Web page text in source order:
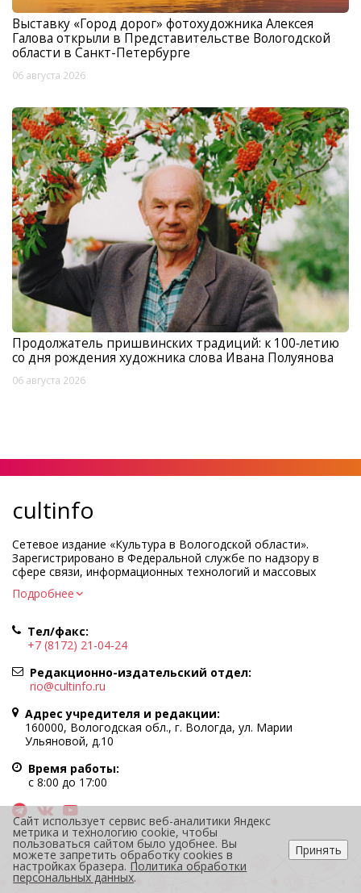
Выставку «Город дорог» фотохудожника Алексея
Галова открыли в Представительстве Вологодской
области в Санкт-Петербурге
06 августа 2026
Продолжатель пришвинских традиций: к 100‑летию
со дня рождения художника слова Ивана Полуянова
06 августа 2026
cultinfo
Сетевое издание «Культура в Вологодской области».
Зарегистрировано в Федеральной службе по надзору в
сфере связи, информационных технологий и массовых
коммуникаций.
Регистрационный номер и дата принятия решения о
Учредитель КУ ВО «Информационно-аналитический центр
культуры»
Адрес учредителя и редакции: 160000, Вологодская обл., г.
Вологда, ул. Марии Ульяновой, д.10
Главный редактор — Легчанова Елена Григорьевна
Политика в отношении обработки персональных данных
При полном или частичном использовании информации
портала гиперссылка на cultinfo.ru обязательна.
Редакция не несет ответственности за достоверность
информации, содержащейся в рекламных объявлениях.
12+
Подробнее
Тел/факс:
+7 (8172) 21-04-24
Редакционно-издательский отдел:
rio@cultinfo.ru
Адрес учредителя и редакции:
160000, Вологодская обл., г. Вологда, ул. Марии
Ульяновой, д.10
Время работы:
с 8:00 до 17:00
Сайт использует сервис веб-аналитики Яндекс
метрика и технологию cookie, чтобы
пользоваться сайтом было удобнее. Вы
можете запретить обработку cookies в
настройках бразера. Политика обработки
персональных данных.
Принять